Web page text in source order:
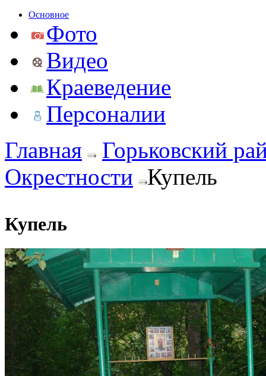
Основное
Фото
Видео
Краеведение
Персоналии
Главная
Горьковский
Окрестности
Купель
Купель